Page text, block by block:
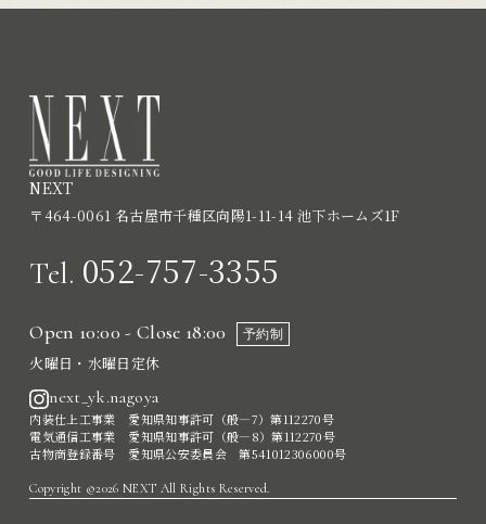
NEXT
〒464-0061 名古屋市千種区向陽1-11-14 池下ホームズ1F
Tel. 052-757-3355
Open 10:00 - Close 18:00 予約制
火曜日・水曜日定休
next_yk.nagoya
内装仕上工事業 愛知県知事許可（般―7）第112270号
電気通信工事業 愛知県知事許可（般―8）第112270号
古物商登録番号 愛知県公安委員会 第541012306000号
Copyright ©2026 NEXT All Rights Reserved.